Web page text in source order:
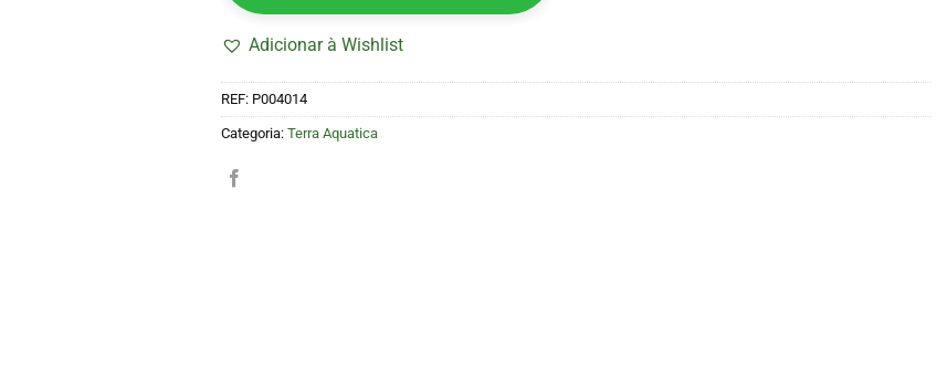
Adicionar à Wishlist
REF: P004014
Categoria: Terra Aquatica